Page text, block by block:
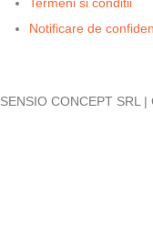
Notificare de
SENSIO CONCEPT SRL